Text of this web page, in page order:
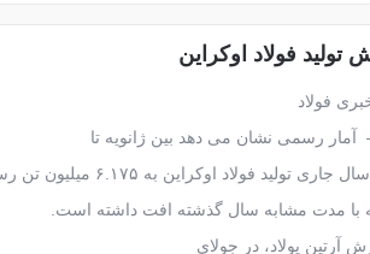
تولید فولاد اوکراین
فولاد
آمار رسمی نشان می دهد بین ژانویه تا
تولید فولاد اوکراین به ۶.۱۷۵ میلیون تن رسیده که ۷.۳ درصد در
با مدت مشابه سال گذشته افت داشته است.
آرتین پولاد، در جولای